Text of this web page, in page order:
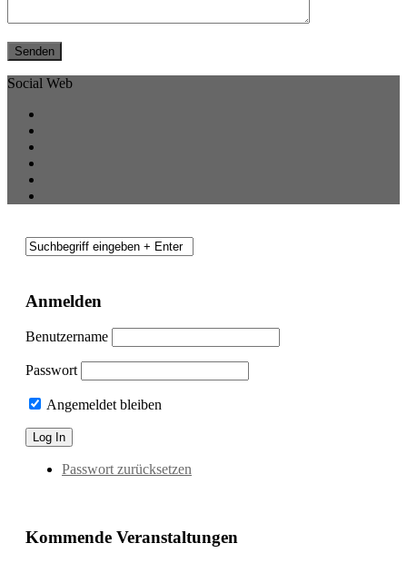
Social Web
Anmelden
Benutzername
Passwort
Angemeldet bleiben
Passwort zurücksetzen
Kommende Veranstaltungen